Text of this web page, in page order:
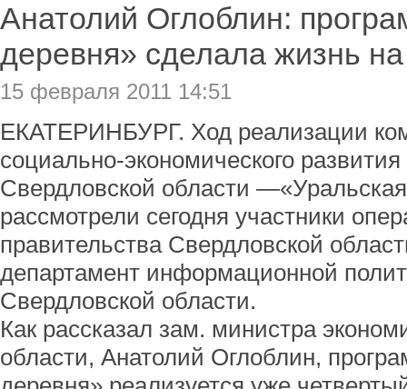
Анатолий Оглоблин:
деревня» сделала жизнь
15 февраля 2011 14:51
ЕКАТЕРИНБУРГ. Ход реализации
социально-экономического
Свердловской области
рассмотрели сегодня участники
правительства Свердловской
департамент информационной
Свердловской области.
Как рассказал зам. министра
области, Анатолий Оглоблин,